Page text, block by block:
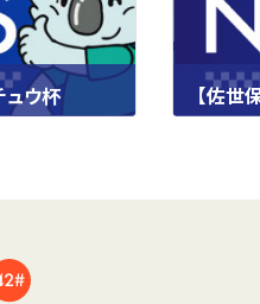
ュウ杯 【佐世